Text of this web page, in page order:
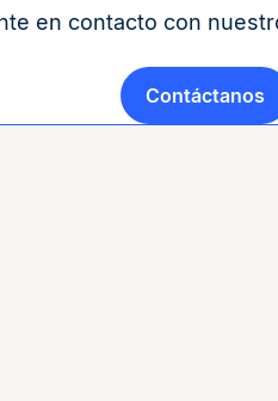
en contacto con
Contáctanos